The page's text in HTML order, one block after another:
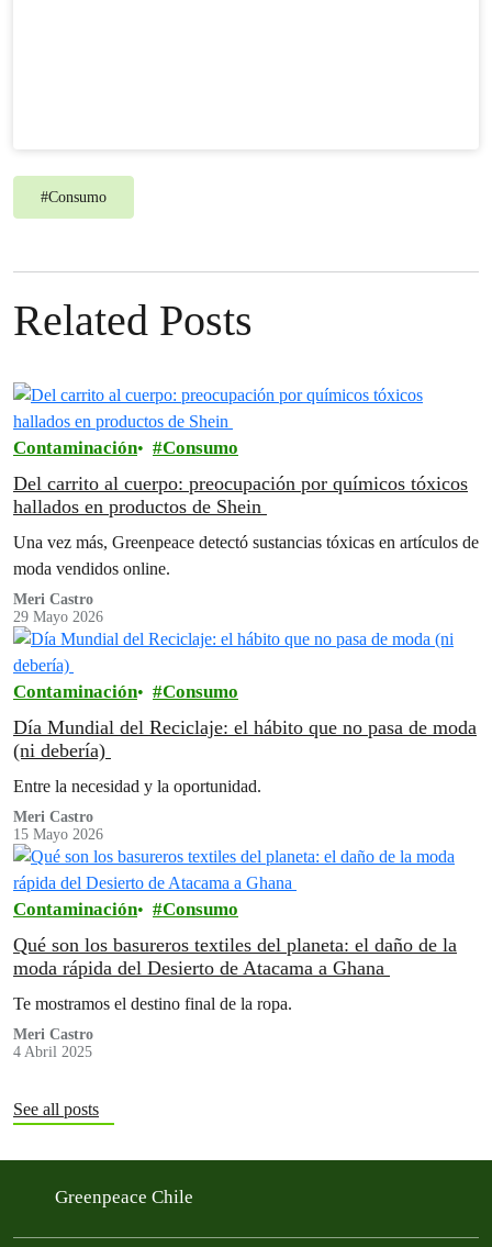
#Consumo
Related Posts
Contaminación Consumo
Del carrito al cuerpo: preocupación por químicos tóxicos
hallados en productos de Shein
Una vez más, Greenpeace detectó sustancias tóxicas en artículos de
moda vendidos online.
Meri Castro
29 Mayo 2026
Contaminación Consumo
Día Mundial del Reciclaje: el hábito que no pasa de moda
(ni debería)
Entre la necesidad y la oportunidad.
Meri Castro
15 Mayo 2026
Contaminación Consumo
Qué son los basureros textiles del planeta: el daño de la
moda rápida del Desierto de Atacama a Ghana
Te mostramos el destino final de la ropa.
Meri Castro
4 Abril 2025
See all posts
Greenpeace Chile